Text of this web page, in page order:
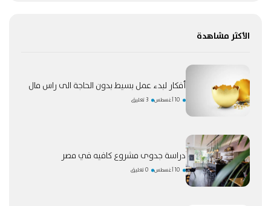
الأكثر مشاهدة
أفكار لبدء عمل بسيط بدون الحاجة الى راس مال
10 أغسطس 3 تعليق
دراسة جدوى مشروع كافيه في مصر
10 أغسطس 0 تعليق